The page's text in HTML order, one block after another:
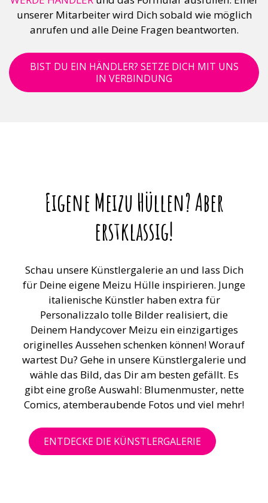
unserer Mitarbeiter wird Dich sobald wie möglich
anrufen und alle Deine Fragen beantworten.
BIST DU EIN HÄNDLER? SETZE DICH MIT UNS
IN VERBINDUNG
Eigene Meizu Hüllen? Aber
erstklassig!
Schau unsere Künstlergalerie an und lass Dich
für Deine eigene Meizu Hülle inspirieren. Junge
italienische Künstler haben extra für
Personalizzalo tolle Bilder realisiert, die
Deinem Handycover Meizu ein einzigartiges
originelles Aussehen schenken können! Worauf
wartest Du? Gehe in unsere Künstlergalerie und
wähle das Bild, das Dir am besten gefällt. Es
gibt eine große Auswahl: Blumenmuster, nette
Comics, atemberaubende Fotos und viel mehr!
ENTDECKE DIE KÜNSTLERGALERIE